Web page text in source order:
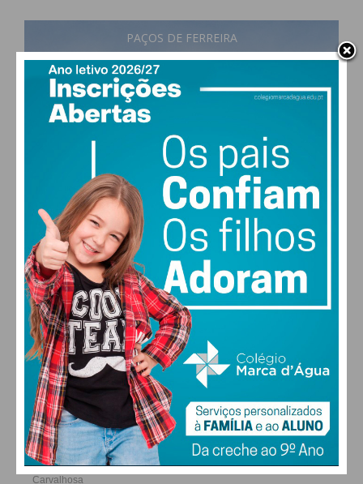
PAÇOS DE FERREIRA
18°
88% humidade
vento: 1m/s SSO
26°
DOM
28
SEG
30°
TER
31°
FARMACIAS DE SERVIÇO EM PAÇOS DE
FERREIRA